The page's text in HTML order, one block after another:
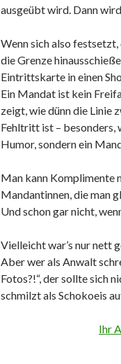
ausgeübt wird. Dann
Wenn sich also
die Grenze
Eintrittskarte in einen
Ein Mandat ist kein
zeigt, wie dünn die Linie
Fehltritt ist – besonders,
Humor, sondern ein
Man kann Komplimente
Mandantinnen, die man
Und schon gar nicht,
Vielleicht war’s nur nett
Aber wer als Anwalt
Fotos?!“, der sollte sich
schmilzt als Schokoeis
Ihr